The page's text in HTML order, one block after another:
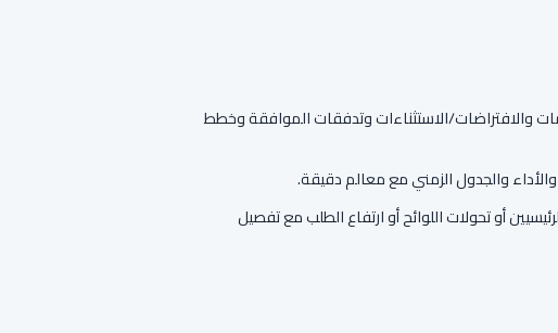
والافتراضات/الاستثناءات وتدفقات الموافقة وخطط
والجدول الزمني مع معالم دقيقة.
أو تحولات اللوائح أو ارتفاع الطلب مع تفصيل